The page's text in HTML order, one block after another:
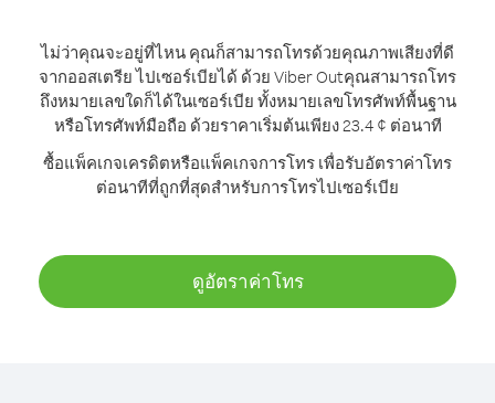
ไม่ว่าคุณจะอยู่ที่ไหน คุณก็สามารถโทรด้วยคุณภาพเสียงที่ดี
จากออสเตรีย ไปเซอร์เบียได้ ด้วย Viber Outคุณสามารถโทร
ถึงหมายเลขใดก็ได้ในเซอร์เบีย ทั้งหมายเลขโทรศัพท์พื้นฐาน
หรือโทรศัพท์มือถือ ด้วยราคาเริ่มต้นเพียง 23.4 ¢ ต่อนาที
ซื้อแพ็คเกจเครดิตหรือแพ็คเกจการโทร เพื่อรับอัตราค่าโทร
ต่อนาทีที่ถูกที่สุดสำหรับการโทรไปเซอร์เบีย
ดูอัตราค่าโทร